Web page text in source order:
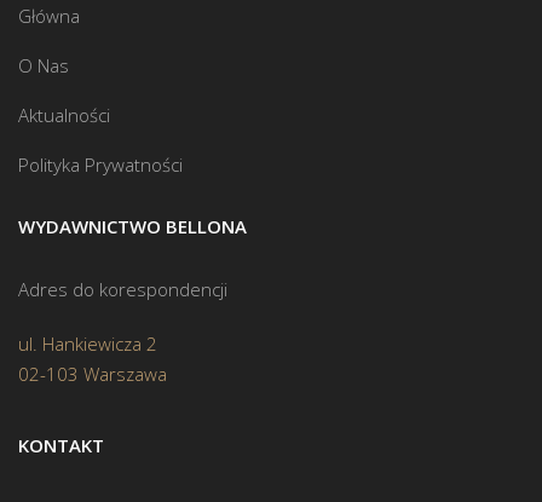
Główna
O Nas
Aktualności
Polityka Prywatności
WYDAWNICTWO BELLONA
Adres do korespondencji
ul. Hankiewicza 2
02-103 Warszawa
KONTAKT